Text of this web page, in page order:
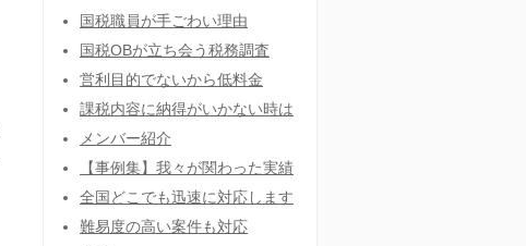
国税職員が手ごわい理由
国税OBが立ち会う税務調査
営利目的でないから低料金
課税内容に納得がいかない時は
メンバー紹介
【事例集】我々が関わった実績
全国どこでも迅速に対応します
難易度の高い案件も対応